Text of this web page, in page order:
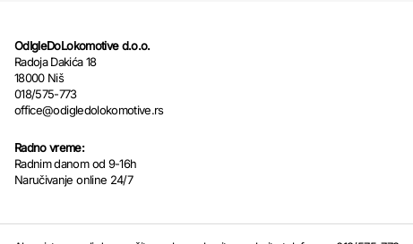
OdIgleDoLokomotive d.o.o.
Radoja Dakića 18
18000 Niš
018/575-773
office@odigledolokomotive.rs
Radno vreme:
Radnim danom od 9-16h
Naručivanje online 24/7